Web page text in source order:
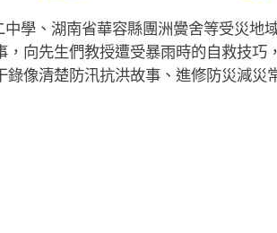
學、湖南省華容縣團洲黌舍等受災地
，向先生們教授遭受暴雨時的自救技巧
像清楚防汛抗洪故事、進修防災減災